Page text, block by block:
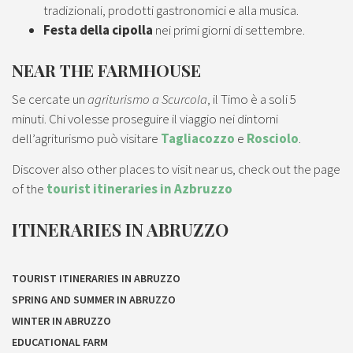
tradizionali, prodotti gastronomici e alla musica.
Festa della cipolla nei primi giorni di settembre.
NEAR THE FARMHOUSE
Se cercate unagriturismo a Scurcola, il Timo è a soli 5
minuti. Chi volesse proseguire il viaggio nei dintorni
dell’agriturismo può visitare Tagliacozzo e Rosciolo.
Discover also other places to visit near us, check out the page
of the tourist itineraries in Azbruzzo
ITINERARIES IN ABRUZZO
TOURIST ITINERARIES IN ABRUZZO
SPRING AND SUMMER IN ABRUZZO
WINTER IN ABRUZZO
EDUCATIONAL FARM